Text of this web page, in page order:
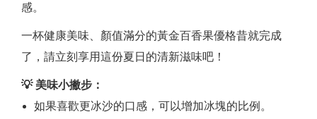
感。
一杯健康美味、顏值滿分的黃金百香果優格昔就完成
了，請立刻享用這份夏日的清新滋味吧！
💡 美味小撇步：
如果喜歡更冰沙的口感，可以增加冰塊的比例。